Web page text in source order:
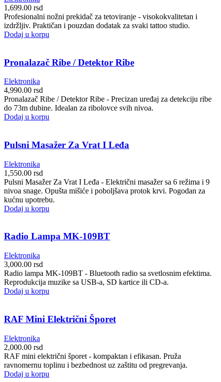
1,699.00 rsd
Profesionalni nožni prekidač za tetoviranje - visokokvalitetan i
izdržljiv. Praktičan i pouzdan dodatak za svaki tattoo studio.
Dodaj u korpu
Pronalazač Ribe / Detektor Ribe
Elektronika
4,990.00 rsd
Pronalazač Ribe / Detektor Ribe - Precizan uređaj za detekciju ribe
do 73m dubine. Idealan za ribolovce svih nivoa.
Dodaj u korpu
Pulsni Masažer Za Vrat I Leđa
Elektronika
1,550.00 rsd
Pulsni Masažer Za Vrat I Leđa - Električni masažer sa 6 režima i 9
nivoa snage. Opušta mišiće i poboljšava protok krvi. Pogodan za
kućnu upotrebu.
Dodaj u korpu
Radio Lampa MK-109BT
Elektronika
3,000.00 rsd
Radio lampa MK-109BT - Bluetooth radio sa svetlosnim efektima.
Reprodukcija muzike sa USB-a, SD kartice ili CD-a.
Dodaj u korpu
RAF Mini Električni Šporet
Elektronika
2,000.00 rsd
RAF mini električni šporet - kompaktan i efikasan. Pruža
ravnomernu toplinu i bezbednost uz zaštitu od pregrevanja.
Dodaj u korpu